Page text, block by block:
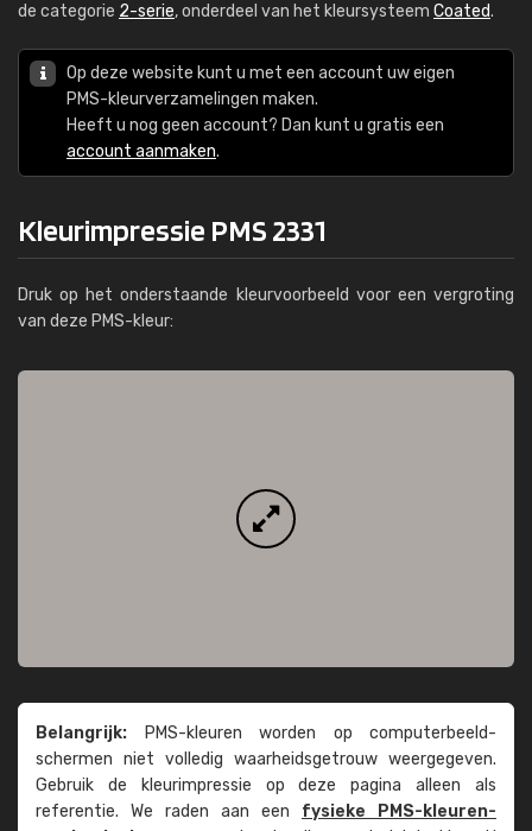
de categorie 2-serie, onderdeel van het kleursysteem Coated.
Op deze website kunt u met een account uw eigen
PMS-kleurverzamelingen maken.
Heeft u nog geen account? Dan kunt u gratis een
account aanmaken.
Kleurimpressie PMS 2331
Druk op het onderstaande kleurvoorbeeld voor een vergroting
van deze PMS-kleur:
Belangrijk: PMS-kleuren worden op computer­beeld­
schermen niet volledig waarheids­­getrouw weer­gegeven.
Gebruik de kleur­impressie op deze pagina alleen als
referentie. We raden aan een fysieke PMS-kleuren­